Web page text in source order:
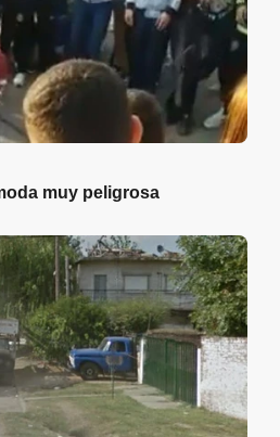
muy peligrosa